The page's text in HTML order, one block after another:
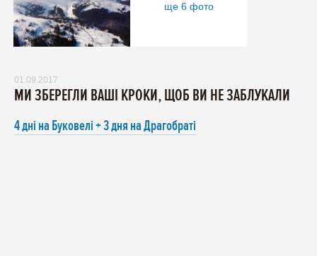
ще 6 фото
01.09.2017
МИ ЗБЕРЕГЛИ ВАШІ КРОКИ, ЩОБ ВИ НЕ ЗАБЛУКАЛИ
4 дні на Буковелі + 3 дня на Драгобраті